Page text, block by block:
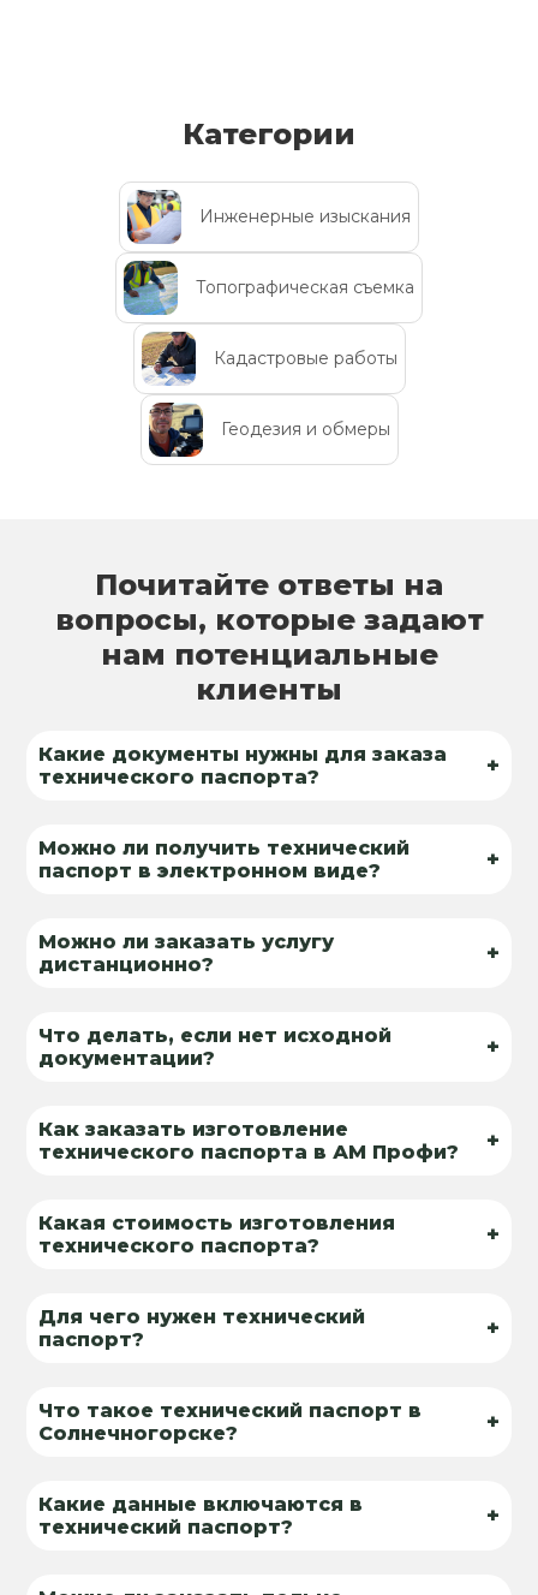
Категории
Инженерные изыскания
Топографическая съемка
Кадастровые работы
Геодезия и обмеры
Почитайте ответы на
вопросы, которые задают
нам потенциальные
клиенты
Какие документы нужны для заказа
технического паспорта?
+
Можно ли получить технический
паспорт в электронном виде?
+
Можно ли заказать услугу
дистанционно?
+
Что делать, если нет исходной
документации?
+
Как заказать изготовление
технического паспорта в АМ Профи?
+
Какая стоимость изготовления
технического паспорта?
+
Для чего нужен технический
паспорт?
+
Что такое технический паспорт в
Солнечногорске?
+
Какие данные включаются в
технический паспорт?
+